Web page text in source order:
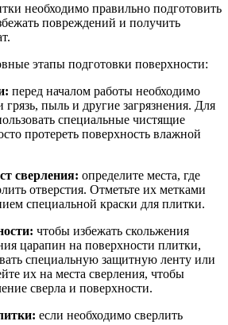
необходимо правильно подготовить
повреждений и получить
этапы подготовки поверхности:
перед началом работы необходимо
грязь, пыль и другие загрязнения. Для
специальные чистящие
протереть поверхность влажной
сверления: определите места, где
отверстия. Отметьте их метками
специальной краски для плитки.
чтобы избежать скольжения
царапин на поверхности плитки,
специальную защитную ленту или
их на места сверления, чтобы
сверла и поверхности.
если необходимо сверлить